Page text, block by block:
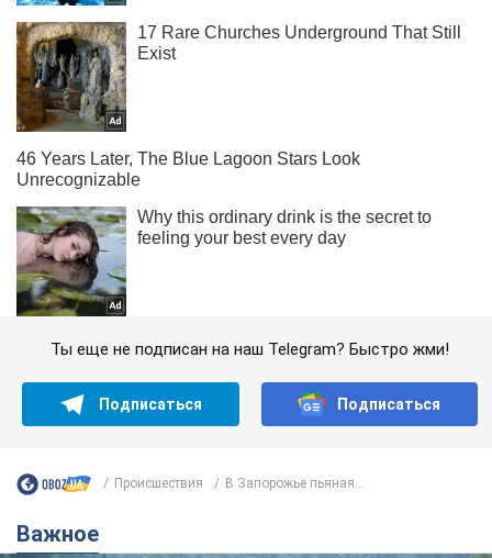
Ты еще не подписан на наш Telegram? Быстро жми!
Подписаться Подписаться
Происшествия В Запорожье пьяная...
Важное